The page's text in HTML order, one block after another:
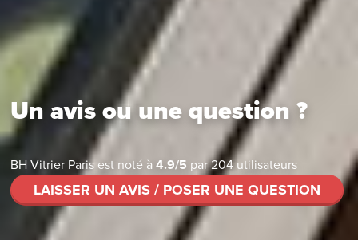
Un avis ou une question ?
BH Vitrier Paris est noté à4.9/5 par204utilisateurs
LAISSER UN AVIS / POSER UNE QUESTION